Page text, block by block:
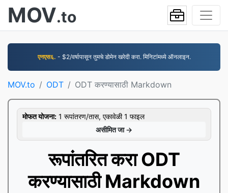
MOV.to
एनएस६. - $2/वर्षापासून तुमचे डोमेन खरेदी करा. मिनिटांमध्ये ऑनलाइन.
MOV.to ODT ODT करण्यासाठी Markdown
मोफत योजना: 1 रूपांतरण/तास, एकावेळी 1 फाइल
असीमित जा →
रूपांतरित करा ODT
करण्यासाठी Markdown